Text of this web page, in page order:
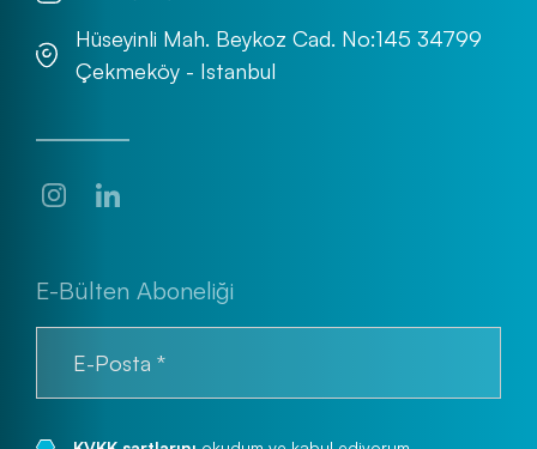
Hüseyinli Mah. Beykoz Cad. No:145 34799
Çekmeköy - Istanbul
E-Bülten Aboneliği